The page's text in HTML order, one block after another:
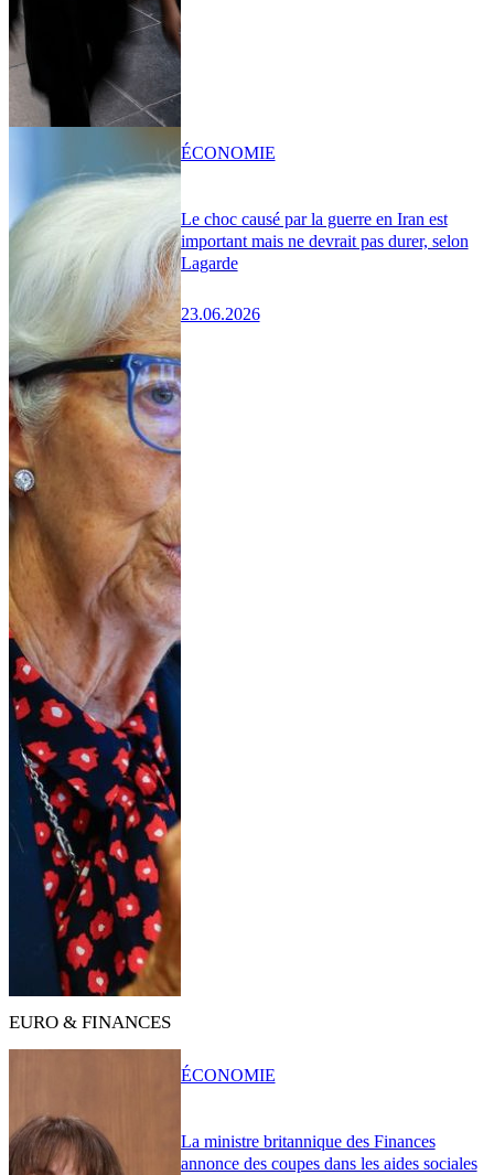
Le choc causé par la guerre en Iran est
important mais ne devrait pas durer, selon
Lagarde
23.06.2026
ÉCONOMIE
EURO & FINANCES
La ministre britannique des Finances
annonce des coupes dans les aides sociales
ÉCONOMIE